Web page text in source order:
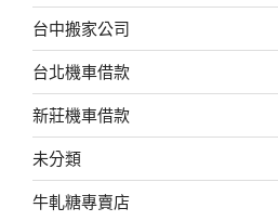
台中搬家公司
台北機車借款
新莊機車借款
未分類
牛軋糖專賣店